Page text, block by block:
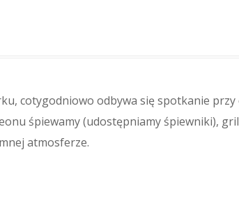
cotygodniowo odbywa się spotkanie przy
śpiewamy (udostępniamy śpiewniki),
atmosferze.